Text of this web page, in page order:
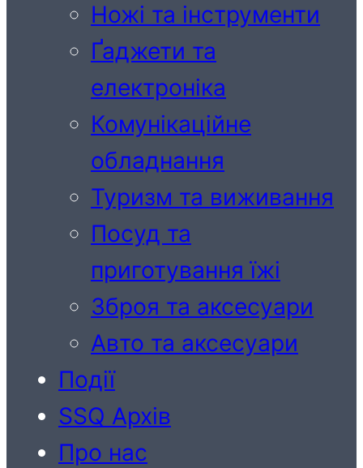
Ножі та інструменти
Ґаджети та
електроніка
Комунікаційне
обладнання
Туризм та виживання
Посуд та
приготування їжі
Зброя та аксесуари
Авто та аксесуари
Події
SSQ Архів
Про нас